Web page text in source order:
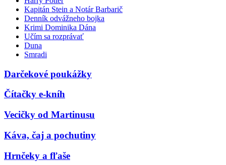
Kapitán Stein a Notár Barbarič
Denník odvážneho bojka
Krimi Dominika Dána
Učím sa rozprávať
Duna
Smradi
Darčekové poukážky
Čítačky e-kníh
Vecičky od Martinusu
Káva, čaj a pochutiny
Hrnčeky a fľaše